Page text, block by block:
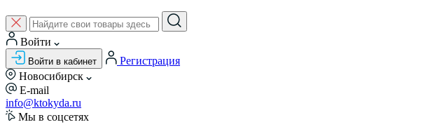
Войти
Войти в кабинет
Регистрация
Новосибирск
E-mail
info@ktokyda.ru
Мы в соцсетях